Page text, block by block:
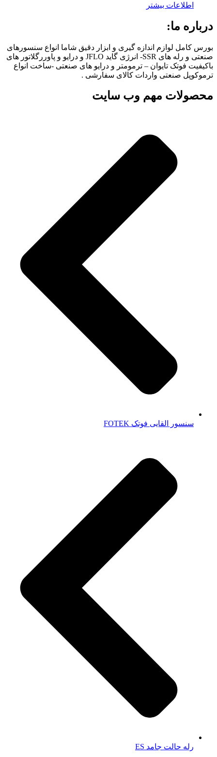
اطلاعات بیشتر
درباره ما:
بورس کامل لوازم اندازه گیری و ابزار دقیق شاما انواع سنسورهای
صنعتی و رله های SSR- انرژی گاید JFLO و درایو و پاوررگلاتور های
باکیفیت فوتک تایوان – ترمومتر و درایو های صنعتی -ساخت انواع
ترموکوپل صنعتی واردات کالای سفارشی .
محصولات مهم وب سایت
سنسور القایی فوتک FOTEK
رله حالت جامد ES